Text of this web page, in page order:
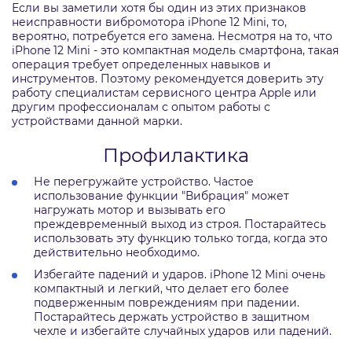
Если вы заметили хотя бы один из этих признаков
неисправности вибромотора iPhone 12 Mini, то,
вероятно, потребуется его замена. Несмотря на то, что
iPhone 12 Mini - это компактная модель смартфона, такая
операция требует определенных навыков и
инструментов. Поэтому рекомендуется доверить эту
работу специалистам сервисного центра Apple или
другим профессионалам с опытом работы с
устройствами данной марки.
Профилактика
Не перегружайте устройство. Частое
использование функции "Вибрация" может
нагружать мотор и вызывать его
преждевременный выход из строя. Постарайтесь
использовать эту функцию только тогда, когда это
действительно необходимо.
Избегайте падений и ударов. iPhone 12 Mini очень
компактный и легкий, что делает его более
подверженным повреждениям при падении.
Постарайтесь держать устройство в защитном
чехле и избегайте случайных ударов или падений.